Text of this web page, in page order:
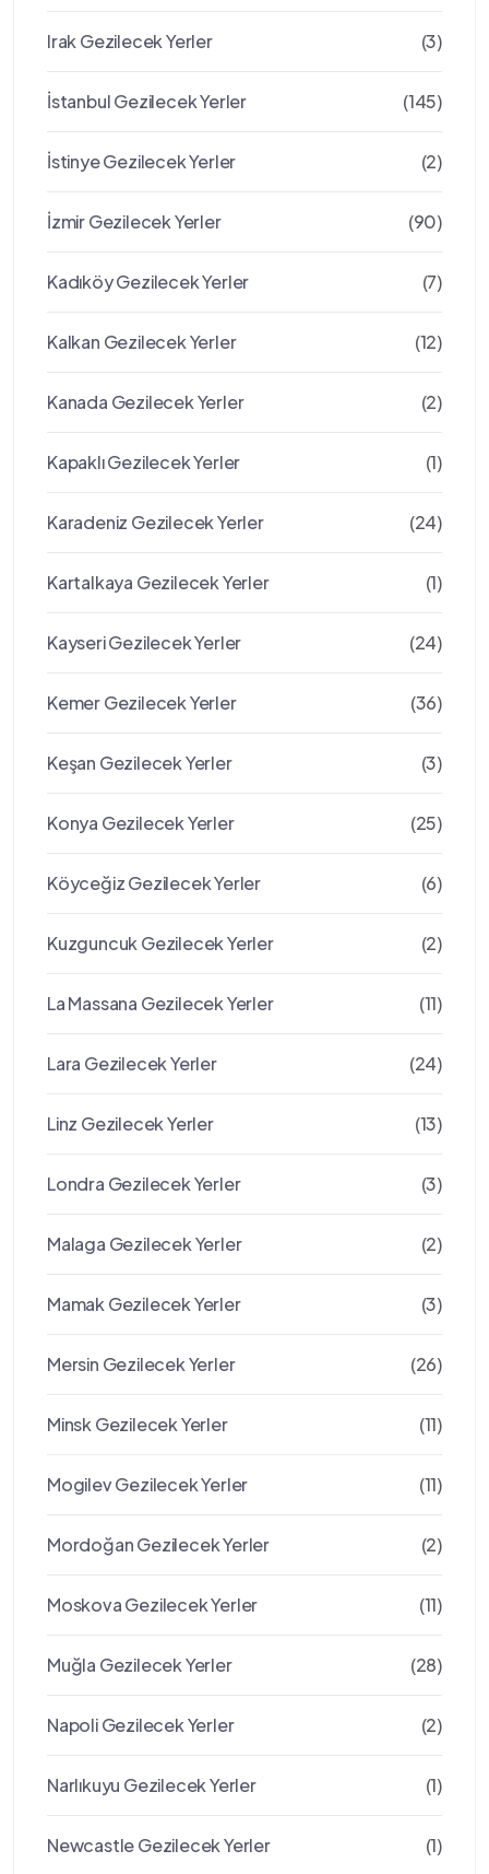
Irak Gezilecek Yerler (3)
İstanbul Gezilecek Yerler (145)
İstinye Gezilecek Yerler (2)
İzmir Gezilecek Yerler (90)
Kadıköy Gezilecek Yerler (7)
Kalkan Gezilecek Yerler (12)
Kanada Gezilecek Yerler (2)
Kapaklı Gezilecek Yerler (1)
Karadeniz Gezilecek Yerler (24)
Kartalkaya Gezilecek Yerler (1)
Kayseri Gezilecek Yerler (24)
Kemer Gezilecek Yerler (36)
Keşan Gezilecek Yerler (3)
Konya Gezilecek Yerler (25)
Köyceğiz Gezilecek Yerler (6)
Kuzguncuk Gezilecek Yerler (2)
La Massana Gezilecek Yerler (11)
Lara Gezilecek Yerler (24)
Linz Gezilecek Yerler (13)
Londra Gezilecek Yerler (3)
Malaga Gezilecek Yerler (2)
Mamak Gezilecek Yerler (3)
Mersin Gezilecek Yerler (26)
Minsk Gezilecek Yerler (11)
Mogilev Gezilecek Yerler (11)
Mordoğan Gezilecek Yerler (2)
Moskova Gezilecek Yerler (11)
Muğla Gezilecek Yerler (28)
Napoli Gezilecek Yerler (2)
Narlıkuyu Gezilecek Yerler (1)
Newcastle Gezilecek Yerler (1)